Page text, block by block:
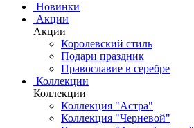
Новинки
Акции
Акции
Королевский стиль
Подари праздник
Православие в серебре
Коллекции
Коллекции
Коллекция "Астра"
Коллекция "Черневой"